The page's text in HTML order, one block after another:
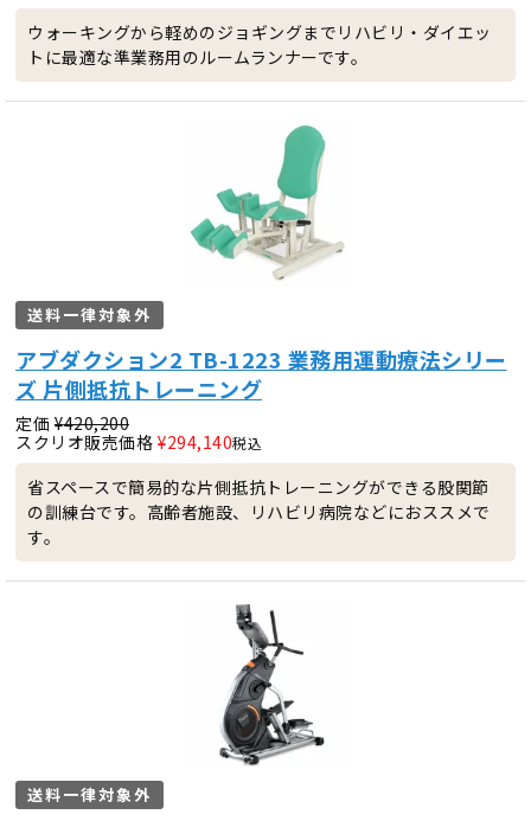
ウォーキングから軽めのジョギングまでリハビリ・ダイエッ
トに最適な準業務用のルームランナーです。
送料一律対象外
アブダクション2 TB-1223 業務用運動療法シリー
ズ 片側抵抗トレーニング
定価 ¥420,200
スクリオ販売価格 ¥294,140税込
省スペースで簡易的な片側抵抗トレーニングができる股関節
の訓練台です。高齢者施設、リハビリ病院などにおススメで
す。
送料一律対象外